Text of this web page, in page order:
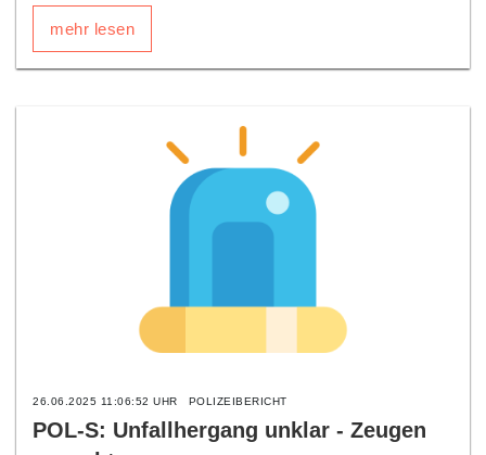
mehr lesen
26.06.2025 11:06:52 UHR POLIZEIBERICHT
POL-S: Unfallhergang unklar - Zeugen